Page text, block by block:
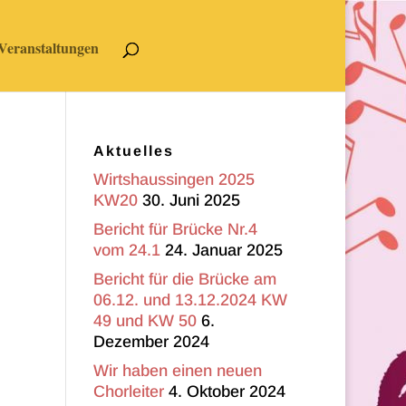
Aktuelles
Wirtshaussingen 2025
KW20 30. Juni 2025
Bericht für Brücke Nr.4
vom 24.1 24. Januar 2025
Bericht für die Brücke am
06.12. und 13.12.2024 KW
49 und KW 50 6.
Dezember 2024
Wir haben einen neuen
Chorleiter 4. Oktober 2024